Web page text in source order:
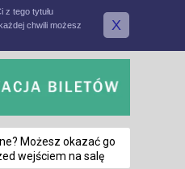
z tego tytułu
chwili możesz
X
Możesz okazać go
wejściem na salę